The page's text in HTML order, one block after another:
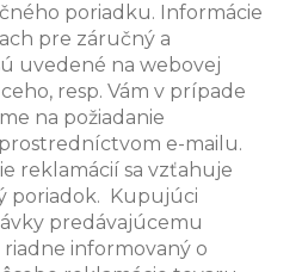
poriadku. Informácie
pre záručný a
uvedené na webovej
resp. Vám v prípade
na požiadanie
e-mailu.
reklamácií sa vzťahuje
poriadok. Kupujúci
predávajúcemu
informovaný o